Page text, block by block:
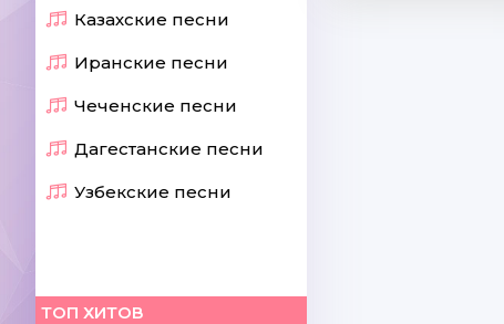
Казахские песни
Иранские песни
Чеченские песни
Дагестанские песни
Узбекские песни
ТОП ХИТОВ